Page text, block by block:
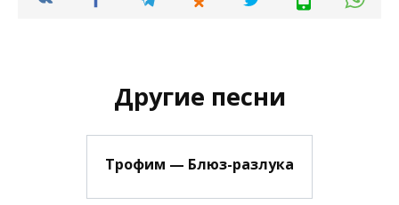
Другие песни
Трофим — Блюз-разлука